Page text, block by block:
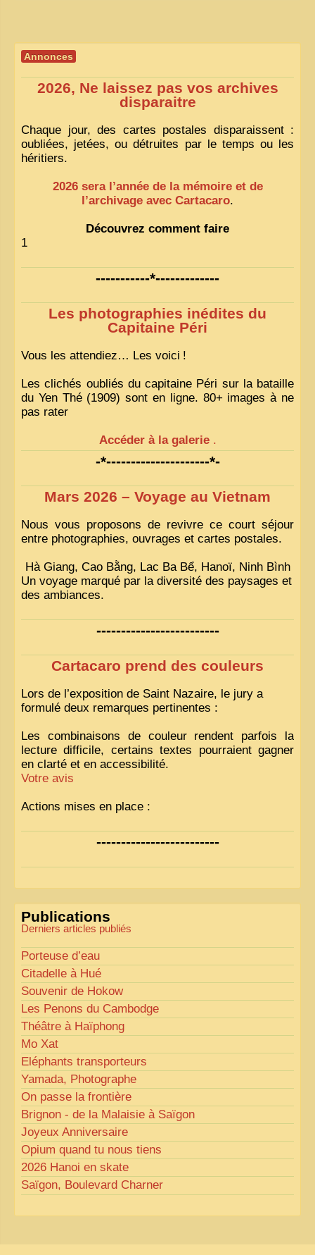
Annonces
2026, Ne laissez pas vos archives
disparaitre
Chaque jour, des cartes postales disparaissent :
oubliées, jetées, ou détruites par le temps ou les
héritiers.
2026 sera l’année de la mémoire et de
l’archivage avec Cartacaro.
Découvrez comment faire
1
-----------*-------------
Les photographies inédites du
Capitaine Péri
Vous les attendiez… Les voici !
Les clichés oubliés du capitaine Péri sur la bataille
du Yen Thé (1909) sont en ligne. 80+ images à ne
pas rater
Accéder à la galerie .
-*---------------------*-
Mars 2026 – Voyage au Vietnam
Nous vous proposons de revivre ce court séjour
entre photographies, ouvrages et cartes postales.
Hà Giang, Cao Bằng, Lac Ba Bể, Hanoï, Ninh Bình
Un voyage marqué par la diversité des paysages et
des ambiances.
-------------------------
Cartacaro prend des couleurs
Lors de l’exposition de Saint Nazaire, le jury a
formulé deux remarques pertinentes :
Les combinaisons de couleur rendent parfois la
lecture difficile, certains textes pourraient gagner
en clarté et en accessibilité.
Votre avis
Actions mises en place :
Nous avons déjà ajusté les couleurs pour améliorer
la lisibilité. Votre avis nous intéresse !
« Comme tout bon collectionneur le sait, la
perfection est un idéal… mais nous y travaillons
-------------------------
Publications
Derniers articles publiés
Porteuse d’eau
Citadelle à Hué
Souvenir de Hokow
Les Penons du Cambodge
Théâtre à Haïphong
Mo Xat
Eléphants transporteurs
Yamada, Photographe
On passe la frontière
Brignon - de la Malaisie à Saïgon
Joyeux Anniversaire
Opium quand tu nous tiens
2026 Hanoi en skate
Saïgon, Boulevard Charner